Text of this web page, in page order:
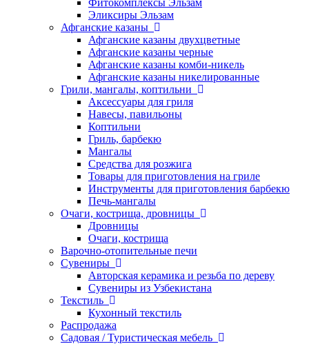
Фитокомплексы Эльзам
Эликсиры Эльзам
Афганские казаны
Афганские казаны двухцветные
Афганские казаны черные
Афганские казаны комби-никель
Афганские казаны никелированные
Грили, мангалы, коптильни
Аксессуары для гриля
Навесы, павильоны
Коптильни
Гриль, барбекю
Мангалы
Средства для розжига
Товары для приготовления на гриле
Инструменты для приготовления барбекю
Печь-мангалы
Очаги, кострища, дровницы
Дровницы
Очаги, кострища
Варочно-отопительные печи
Сувениры
Авторская керамика и резьба по дереву
Сувениры из Узбекистана
Текстиль
Кухонный текстиль
Распродажа
Садовая / Туристическая мебель